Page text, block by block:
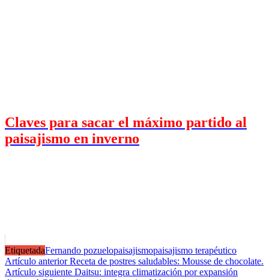
Claves para sacar el máximo partido al
paisajismo en inverno
EtiquetadaFernando pozuelopaisajismopaisajismo terapéutico
Navegación
Artículo anterior Receta de postres saludables: Mousse de chocolate.
Artículo siguiente Daitsu: integra climatización por expansión